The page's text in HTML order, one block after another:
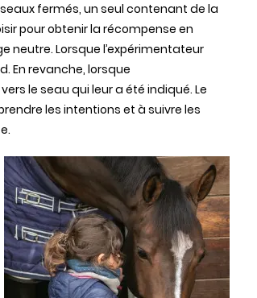
fermés, un seul contenant de la
pour obtenir la récompense en
neutre. Lorsque l’expérimentateur
En revanche, lorsque
le seau qui leur a été indiqué. Le
les intentions et à suivre les